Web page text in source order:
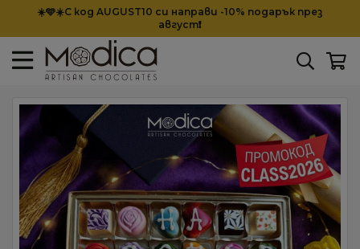
☀️🩵☀️С код AUGUST10 си направи -10% подарък през
август❗